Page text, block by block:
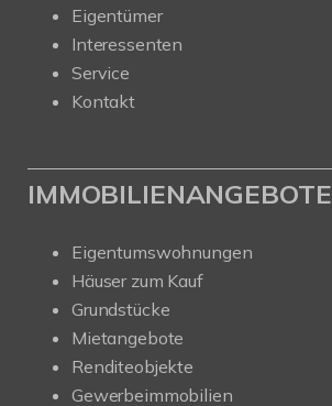
Eigentümer
Interessenten
Service
Kontakt
IMMOBILIENANGEBOTE
Eigentumswohnungen
Häuser zum Kauf
Grundstücke
Mietangebote
Renditeobjekte
Gewerbeimmobilien